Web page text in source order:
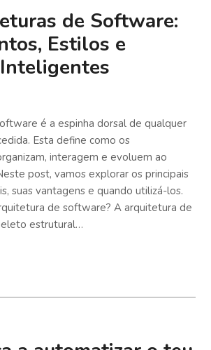
de Software:
Estilos e
é a espinha dorsal de qualquer
Esta define como os
interagem e evoluem ao
post, vamos explorar os principais
suas vantagens e quando utilizá-los.
de software? A arquitetura de
estrutural…